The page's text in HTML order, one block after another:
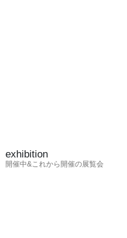
exhibition
開催中&これから開催の展覧会